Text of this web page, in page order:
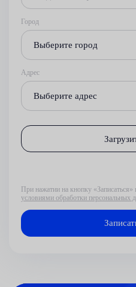
Город
Выберите город
Адрес
Выберите адрес
При нажатии на кнопку «Записаться»
условиями обработки персональных